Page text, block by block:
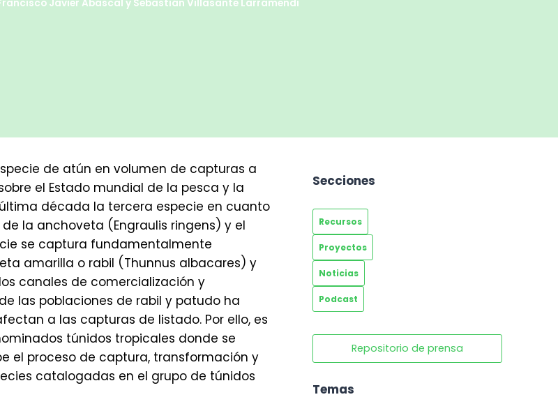
Javier Abascal y Sebastián Villasante Larramendi
de atún en volumen de capturas a
el Estado mundial de la pesca y la
década la tercera especie en cuanto
la anchoveta (Engraulis ringens) y el
se captura fundamentalmente
amarilla o rabil (Thunnus albacares) y
canales de comercialización y
las poblaciones de rabil y patudo ha
a las capturas de listado. Por ello, es
túnidos tropicales donde se
el proceso de captura, transformación y
catalogadas en el grupo de túnidos
Secciones
Recursos
Proyectos
Noticias
Podcast
Repositorio de prensa
Temas